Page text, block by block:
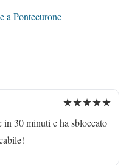
a Pontecurone
★★★★★
in 30 minuti e ha sbloccato